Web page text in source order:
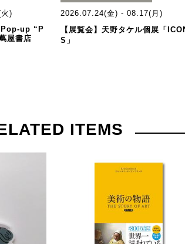
)
up “P
屋書店
2026.07.24(金) - 08.17(月)
【展覧会】天野タケル個展「
S」
ITEMS